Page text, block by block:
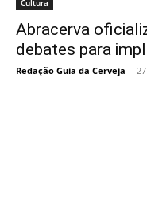
Cultura
Abracerva
debates para
Redação Guia da Cerveja -